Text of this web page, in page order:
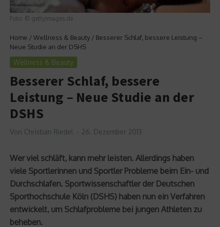
Foto: © gettyimages.de
Home / Wellness & Beauty / Besserer Schlaf, bessere Leistung –
Neue Studie an der DSHS
Wellness & Beauty
Besserer Schlaf, bessere
Leistung – Neue Studie an der
DSHS
Von Christian Riedel 26. Dezember 2013
Wer viel schläft, kann mehr leisten. Allerdings haben
viele Sportlerinnen und Sportler Probleme beim Ein- und
Durchschlafen. Sportwissenschaftler der Deutschen
Sporthochschule Köln (DSHS) haben nun ein Verfahren
entwickelt, um Schlafprobleme bei jungen Athleten zu
beheben.